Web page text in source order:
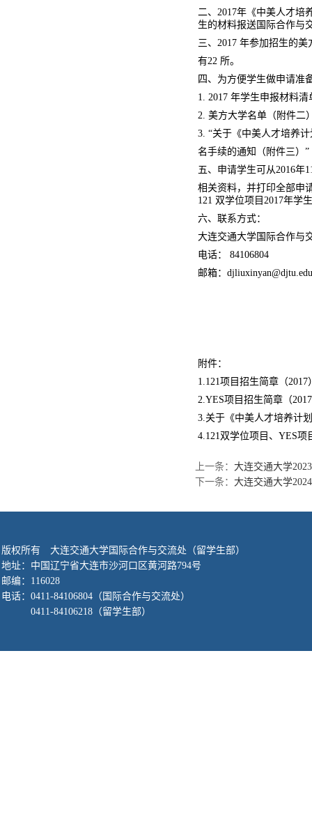
二、2017年《中美人才培
生的材料报送国际合作与
三、2017 年参加招生的
有22 所。
四、为方便学生做申请准
1. 2017 年学生申报材料
2. 美方大学名单（附件二
3. “关于《中美人才培养
名手续的通知（附件三）”
五、申请学生可从2016年
相关资料，并打印全部申
121 双学位项目2017年学
六、联系方式：
大连交通大学国际合作与
电话： 84106804
邮箱：
附件：
1. 121项目招生简章（2017
2. YES项目招生简章（
3. 关于《中美人才培养计
4. 121双学位项目、YES项
上一条： 大连交通大学
下一条： 大连交通大学
版权所有 大连交通大学国际合作与交流处（留学生部）
地址：中国辽宁省大连市沙河口区黄河路794号
邮编：116028
电话： 0411-84106804 （国际合作与交流处）
0411-84106218 （留学生部）